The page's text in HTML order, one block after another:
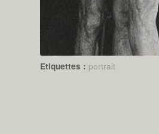
Etiquettes : portrait